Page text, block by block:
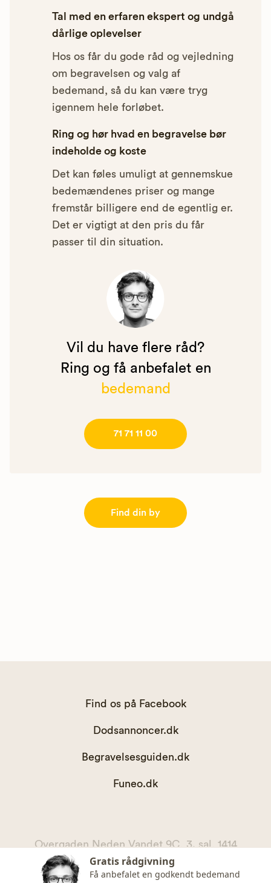
Tal med en erfaren ekspert og undgå
dårlige oplevelser
Hos os får du gode råd og vejledning
om begravelsen og valg af
bedemand, så du kan være tryg
igennem hele forløbet.
Ring og hør hvad en begravelse bør
indeholde og koste
Det kan føles umuligt at gennemskue
bedemændenes priser og mange
fremstår billigere end de egentlig er.
Det er vigtigt at den pris du får
passer til din situation.
Vil du have flere råd?
Ring og få anbefalet en
bedemand
71 71 11 00
Find din by
Find os på Facebook
Dodsannoncer.dk
Begravelsesguiden.dk
Funeo.dk
Overgaden Neden Vandet 9C, 3. sal, 1414
København K
kontakt@begravelsesguiden.dk, telefon 71 71 11 00
Gratis rådgivning
Få anbefalet en godkendt bedemand